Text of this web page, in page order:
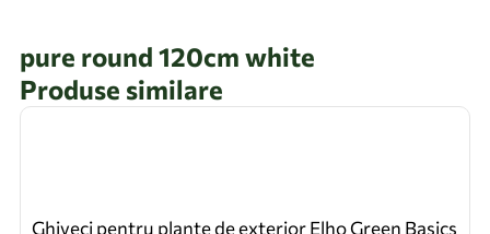
pure round 120cm white
Produse similare
Ghiveci pentru plante de exterior Elho Green Basics